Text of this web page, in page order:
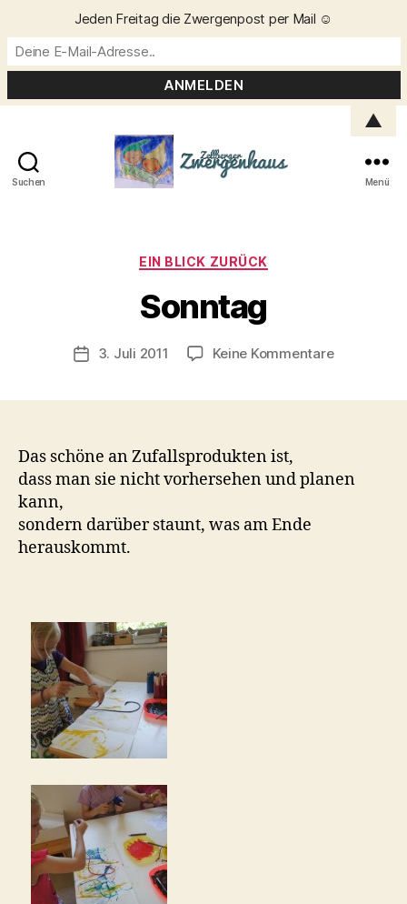
Suchen Menü
Kategorien
EIN BLICK ZURÜCK
Sonntag
Beitragsautor
V
n
C
ri
t
Veröffentlichungsdatum
3. Juli 2011 Keine Kommentarezu
Das schöne an Zufallsprodukten ist,
dass man sie nicht vorhersehen und planen
kann,
sondern darüber staunt, was am Ende
herauskommt.
Jeden Freitag die Zwergenpost per Mail ☺️
▲